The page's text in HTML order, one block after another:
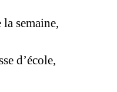
semaine,
d’école,